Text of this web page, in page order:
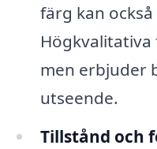
färg kan
men erbjuder
utseende.
Tillstånd och